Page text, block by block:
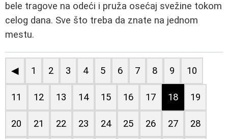
bele tragove na odeći i pruža osećaj svežine tokom
celog dana. Sve što treba da znate na jednom
mestu.
◀ 1 2 3 4 5 6 7 8 9 10
11 12 13 14 15 16 17 18 19
20 21 22 23 24 25 26 27 28